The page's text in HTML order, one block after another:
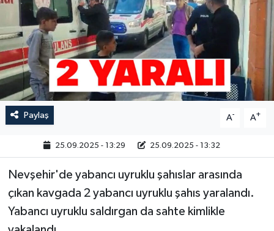
Paylaş A- A+
25.09.2025 - 13:29 25.09.2025 - 13:32
Nevşehir'de yabancı uyruklu şahıslar arasında
çıkan kavgada 2 yabancı uyruklu şahıs yaralandı.
Yabancı uyruklu saldırgan da sahte kimlikle